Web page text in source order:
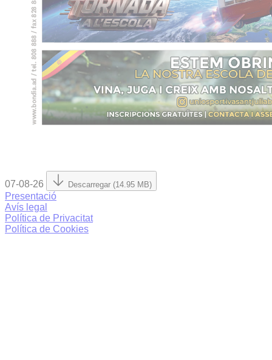
07-08-26 Descarregar (14.95 MB)
Presentació
Avís legal
Política de Privacitat
Política de Cookies